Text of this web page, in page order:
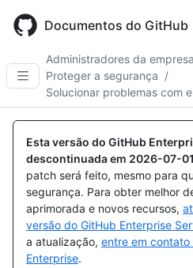
main
Documentos do GitHub
Administradores da empresa
Proteger a segurança /
Solucionar problemas com
Esta versão do GitHub
descontinuada em 2026-07-01
patch será feito, mesmo para
segurança. Para obter melhor
aprimorada e novos recursos,
versão do GitHub Enterprise
a atualização, entre em contato
Enterprise.